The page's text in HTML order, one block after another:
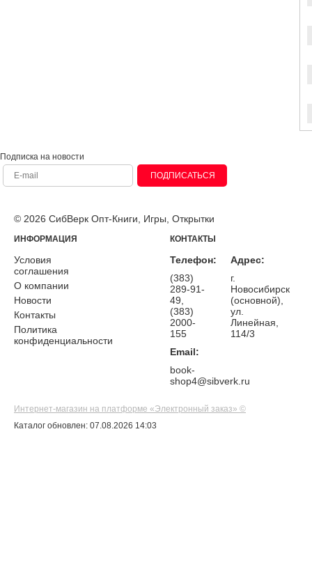
Подписка на новости
ПОДПИСАТЬСЯ
© 2026 СибВерк Опт-Книги, Игры, Открытки
ИНФОРМАЦИЯ
Условия
соглашения
О компании
Новости
Контакты
Политика
конфиденциальности
КОНТАКТЫ
Телефон:
(383)
289-91-
49,
(383)
2000-
155
Email:
book-
shop4@sibverk.ru
Адрес:
г.
Новосибирск
(основной),
ул.
Линейная,
114/3
Интернет-магазин на платформе «Электронный заказ» ©
Каталог обновлен: 07.08.2026 14:03